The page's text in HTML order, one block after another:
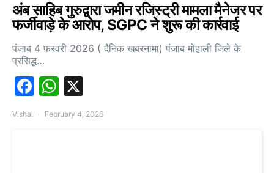
अंब साहिब गुरुद्वारा जमीन रजिस्ट्री मामला मैनेजर पर
फर्जीवाड़े के आरोप, SGPC ने शुरू की कार्रवाई
पंजाब 4 फरवरी 2026 ( दैनिक खबरनामा) पंजाब मोहाली जिले के
प्रसिद्ध…
Facebook
WhatsApp
Vishal February 4, 2026